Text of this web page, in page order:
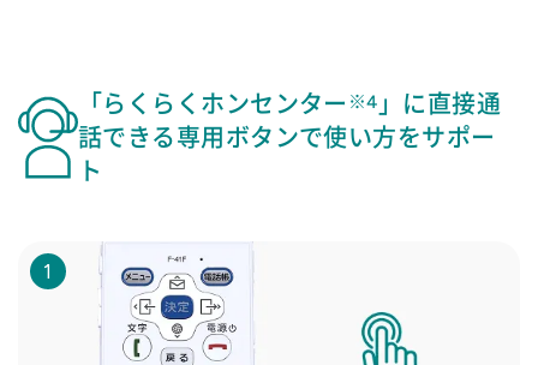
「らくらくホンセンター ※4 」に直接通
話できる専用ボタンで使い方をサポー
ト
1